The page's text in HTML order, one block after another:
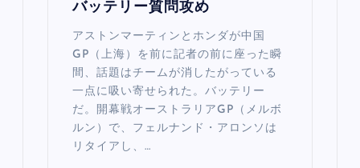
バッテリー質問攻め
アストンマーティンとホンダが中国
GP（上海）を前に記者の前に座った瞬
間、話題はチームが消したがっている
一点に吸い寄せられた。バッテリー
だ。開幕戦オーストラリアGP（メルボ
ルン）で、フェルナンド・アロンソは
リタイアし、…